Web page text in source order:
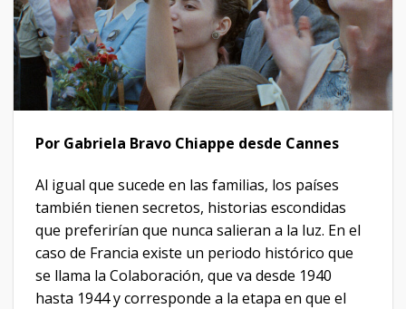
Por Gabriela Bravo Chiappe desde Cannes
Al igual que sucede en las familias, los países
también tienen secretos, historias escondidas
que preferirían que nunca salieran a la luz. En el
caso de Francia existe un periodo histórico que
se llama la Colaboración, que va desde 1940
hasta 1944 y corresponde a la etapa en que el